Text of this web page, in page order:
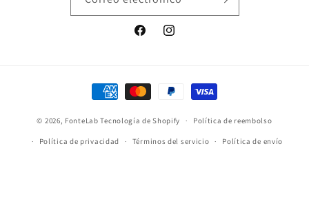
FacebookInstagram
Formas
de
pago
© 2026, FonteLab Tecnología de Shopify Política de reembolso
Política de privacidad Términos del servicio Política de envío